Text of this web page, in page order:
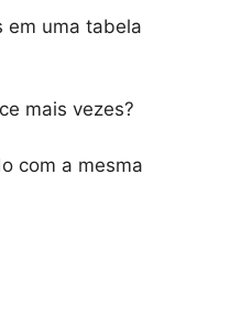
em uma tabela
mais vezes?
com a mesma